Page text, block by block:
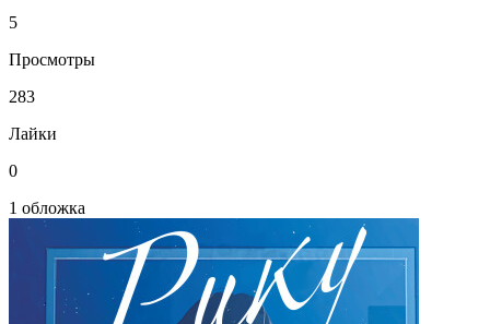
5
Просмотры
283
Лайки
0
1 обложка